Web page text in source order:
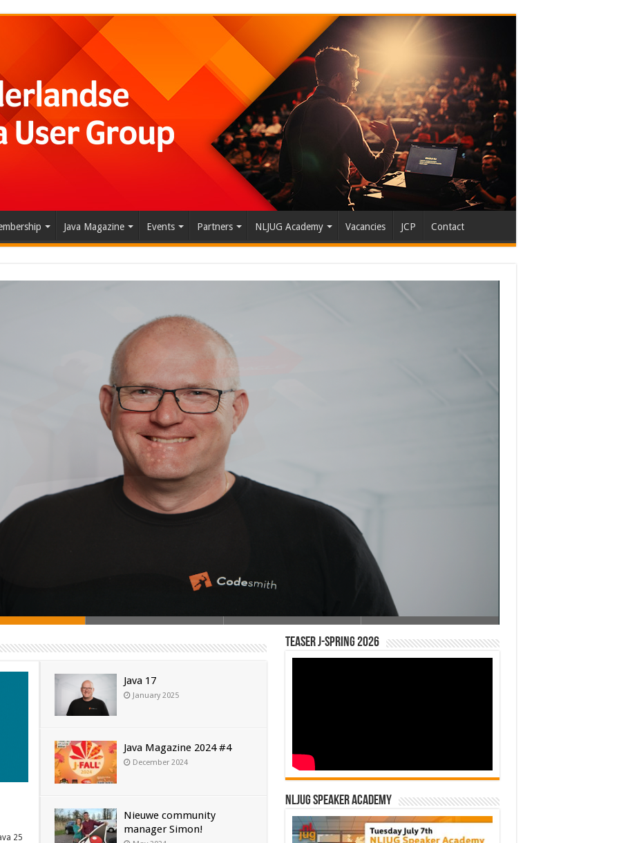
Java Magazine Events Partners NLJUG Academy Vacancies JCP Contact
25
Java 17
January 2025
Java Magazine 2024 #4
December 2024
Nieuwe community
manager Simon!
Teaser J-Spring 2026
NLJUG Speaker Academy